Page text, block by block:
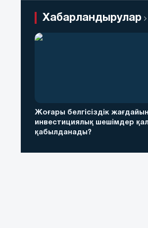
Хабарландырулар
Жоғары белгісіздік
инвестициялық шешімдер
қабылданады?